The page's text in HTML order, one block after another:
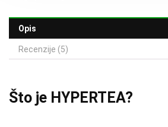
Opis
Recenzije (5)
Što je HYPERTEA?